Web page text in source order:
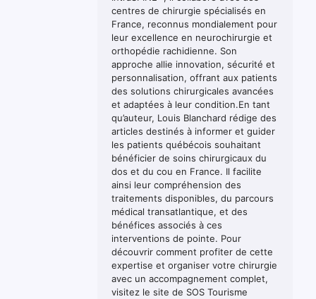
centres de chirurgie spécialisés en
France, reconnus mondialement pour
leur excellence en neurochirurgie et
orthopédie rachidienne. Son
approche allie innovation, sécurité et
personnalisation, offrant aux patients
des solutions chirurgicales avancées
et adaptées à leur condition.En tant
qu’auteur, Louis Blanchard rédige des
articles destinés à informer et guider
les patients québécois souhaitant
bénéficier de soins chirurgicaux du
dos et du cou en France. Il facilite
ainsi leur compréhension des
traitements disponibles, du parcours
médical transatlantique, et des
bénéfices associés à ces
interventions de pointe. Pour
découvrir comment profiter de cette
expertise et organiser votre chirurgie
avec un accompagnement complet,
visitez le site de SOS Tourisme